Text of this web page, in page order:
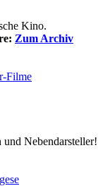
Kino.
Zum Archiv
Filme
und Nebendarsteller!